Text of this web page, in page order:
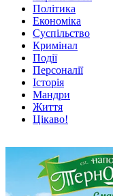
Політика
Економіка
Суспільство
Кримінал
Події
Персоналії
Історія
Мандри
Життя
Цікаво!